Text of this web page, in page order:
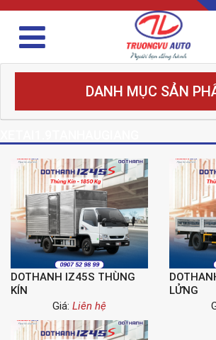
DANH MỤC SẢN
DOTHANH IZ45S THÙNG
KÍN
Giá: Liên hệ
LỬNG